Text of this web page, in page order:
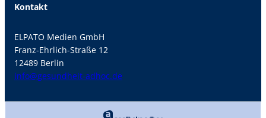
Kontakt
ELPATO Medien GmbH
Franz-Ehrlich-Straße 12
12489 Berlin
info@gesundheit-adhoc.de